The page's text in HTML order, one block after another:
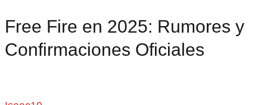
Free Fire en 2025: Rumores y
Confirmaciones Oficiales